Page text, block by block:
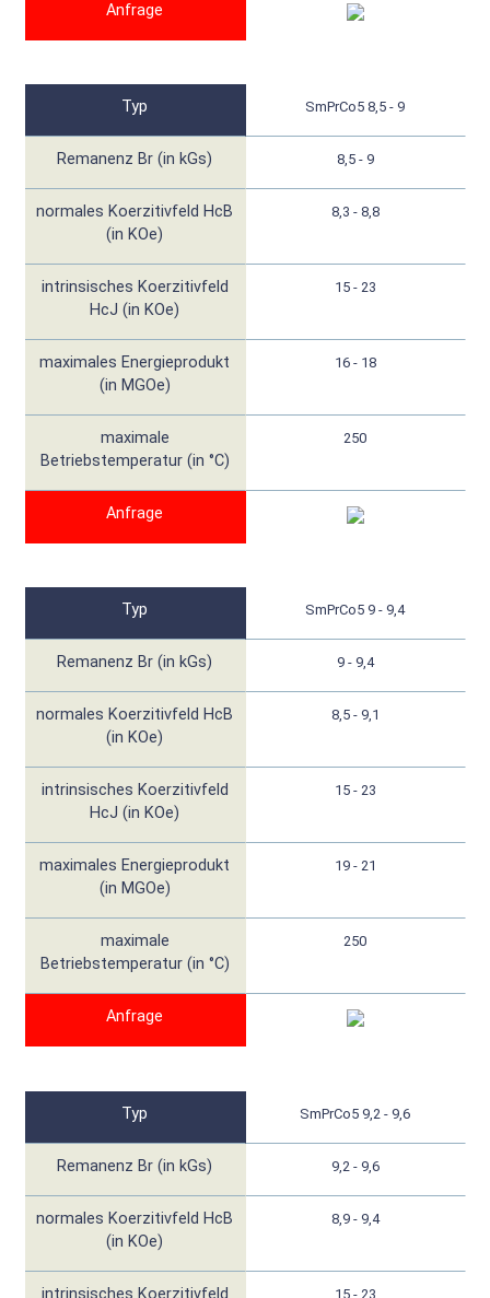
Anfrage
Typ SmPrCo5 8,5 - 9
Remanenz Br (in kGs) 8,5 - 9
normales Koerzitivfeld HcB
(in KOe)
8,3 - 8,8
intrinsisches Koerzitivfeld
HcJ (in KOe)
15 - 23
maximales Energieprodukt
(in MGOe)
16 - 18
maximale
Betriebstemperatur (in °C)
250
Anfrage
Typ SmPrCo5 9 - 9,4
Remanenz Br (in kGs) 9 - 9,4
normales Koerzitivfeld HcB
(in KOe)
8,5 - 9,1
intrinsisches Koerzitivfeld
HcJ (in KOe)
15 - 23
maximales Energieprodukt
(in MGOe)
19 - 21
maximale
Betriebstemperatur (in °C)
250
Anfrage
Typ SmPrCo5 9,2 - 9,6
Remanenz Br (in kGs) 9,2 - 9,6
normales Koerzitivfeld HcB
(in KOe)
8,9 - 9,4
intrinsisches Koerzitivfeld 15 - 23